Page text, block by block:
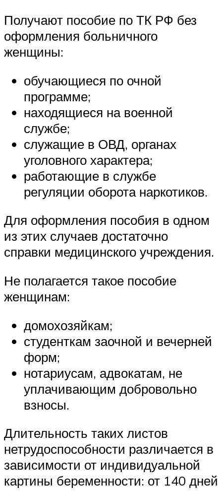
Получают пособие по ТК РФ без
оформления больничного
женщины:
обучающиеся по очной
программе;
находящиеся на военной
службе;
служащие в ОВД, органах
уголовного характера;
работающие в службе
регуляции оборота наркотиков.
Для оформления пособия в одном
из этих случаев достаточно
справки медицинского учреждения.
Не полагается такое пособие
женщинам:
домохозяйкам;
студенткам заочной и вечерней
форм;
нотариусам, адвокатам, не
уплачивающим добровольно
взносы.
Длительность таких листов
нетрудоспособности различается в
зависимости от индивидуальной
картины беременности: от 140 дней